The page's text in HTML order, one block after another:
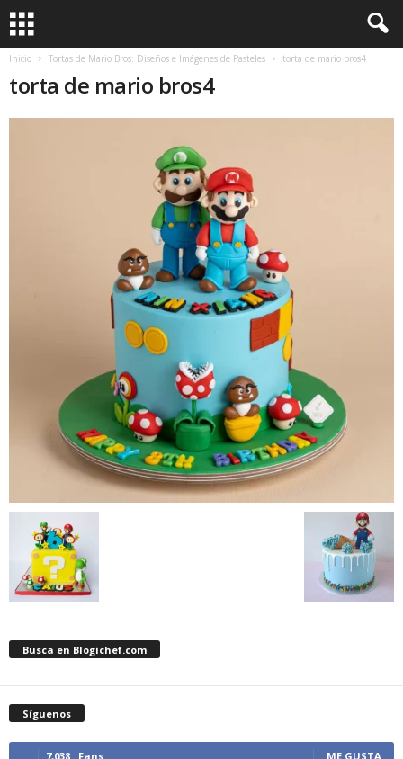
Inicio Tortas de Mario Bros: Diseños e Imágenes de Pasteles torta de mario bros4
torta de mario bros4
Busca en Blogichef.com
Síguenos
7,038 Fans ME GUSTA